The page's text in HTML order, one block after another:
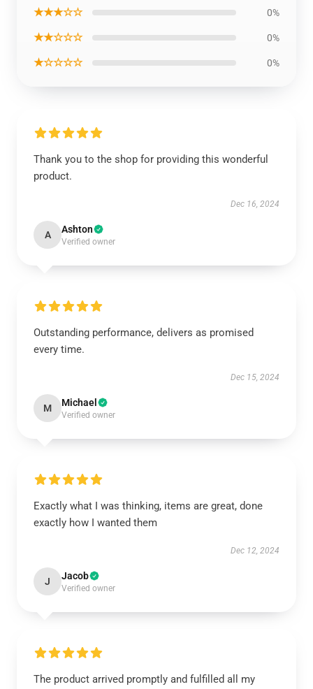
★★★☆☆ 0%
★★☆☆☆ 0%
★☆☆☆☆ 0%
Thank you to the shop for providing this wonderful
product.
Dec 16, 2024
A Ashton
Verified owner
Outstanding performance, delivers as promised
every time.
Dec 15, 2024
M Michael
Verified owner
Exactly what I was thinking, items are great, done
exactly how I wanted them
Dec 12, 2024
J Jacob
Verified owner
The product arrived promptly and fulfilled all my